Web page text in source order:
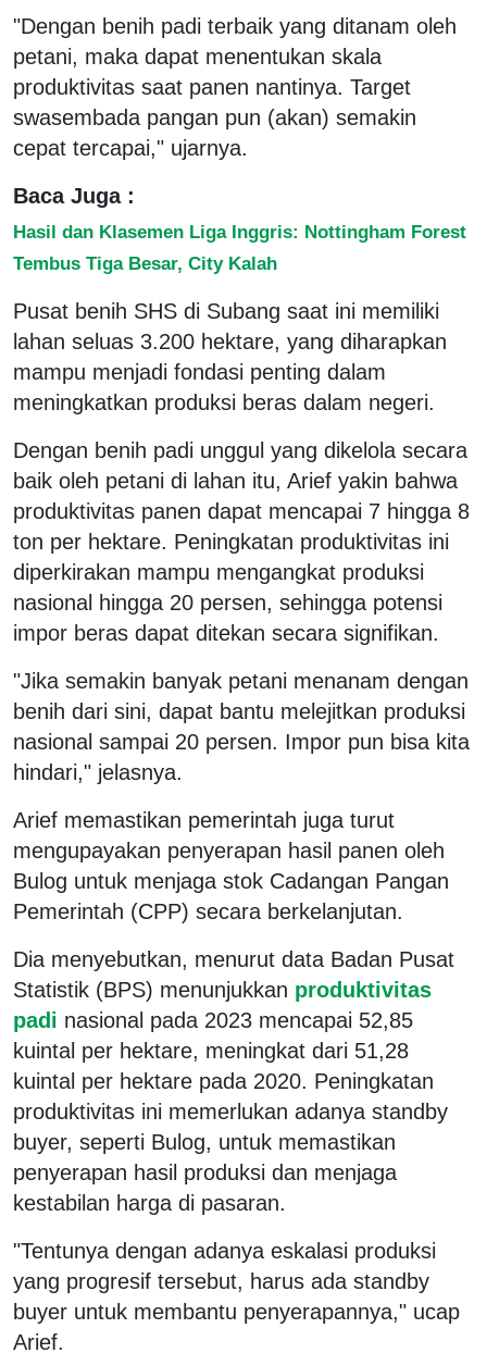
"Dengan benih padi terbaik yang ditanam oleh
petani, maka dapat menentukan skala
produktivitas saat panen nantinya. Target
swasembada pangan pun (akan) semakin
cepat tercapai," ujarnya.
Baca Juga :
Hasil dan Klasemen Liga Inggris: Nottingham Forest
Tembus Tiga Besar, City Kalah
Pusat benih SHS di Subang saat ini memiliki
lahan seluas 3.200 hektare, yang diharapkan
mampu menjadi fondasi penting dalam
meningkatkan produksi beras dalam negeri.
Dengan benih padi unggul yang dikelola secara
baik oleh petani di lahan itu, Arief yakin bahwa
produktivitas panen dapat mencapai 7 hingga 8
ton per hektare. Peningkatan produktivitas ini
diperkirakan mampu mengangkat produksi
nasional hingga 20 persen, sehingga potensi
impor beras dapat ditekan secara signifikan.
"Jika semakin banyak petani menanam dengan
benih dari sini, dapat bantu melejitkan produksi
nasional sampai 20 persen. Impor pun bisa kita
hindari," jelasnya.
Arief memastikan pemerintah juga turut
mengupayakan penyerapan hasil panen oleh
Bulog untuk menjaga stok Cadangan Pangan
Pemerintah (CPP) secara berkelanjutan.
Dia menyebutkan, menurut data Badan Pusat
Statistik (BPS) menunjukkan produktivitas
padi nasional pada 2023 mencapai 52,85
kuintal per hektare, meningkat dari 51,28
kuintal per hektare pada 2020. Peningkatan
produktivitas ini memerlukan adanya standby
buyer, seperti Bulog, untuk memastikan
penyerapan hasil produksi dan menjaga
kestabilan harga di pasaran.
"Tentunya dengan adanya eskalasi produksi
yang progresif tersebut, harus ada standby
buyer untuk membantu penyerapannya," ucap
Arief.